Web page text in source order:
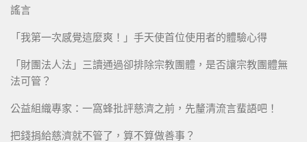
謠言
「我第一次感覺這麼爽！」手天使首位使用者的體驗心得
「財團法人法」三讀通過卻排除宗教團體，是否讓宗教團體無
法可管？
公益組織專家：一窩蜂批評慈濟之前，先釐清流言蜚語吧！
把錢捐給慈濟就不管了，算不算做善事？